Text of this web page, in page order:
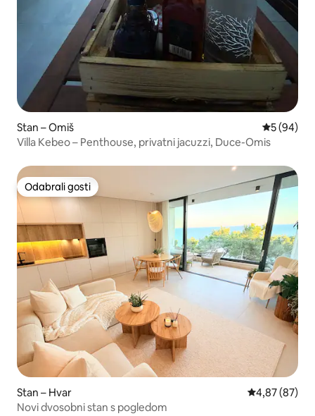
Stan – Omiš Prosječna
5 (94)
Villa Kebeo – Penthouse, privatni jacuzzi, Duce-Omis
Odabrali gosti
Odabrali gosti
Stan – Hvar Prosječna
4,87 (87)
Novi dvosobni stan s pogledom